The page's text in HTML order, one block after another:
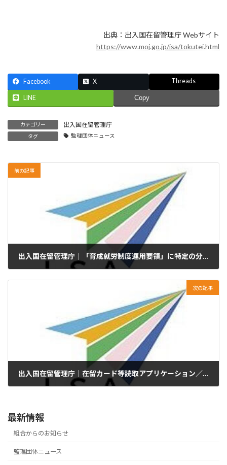
出典：出入国在留管理庁 Webサイト
https://www.moj.go.jp/isa/tokutei.html
Facebook X Threads
LINE Copy
カテゴリー 出入国在留管理庁
タグ 監理団体ニュース
前の記事
出入国在留管理庁｜「育成就労制度運用要領」に特定の分野に係る育成就労制度運用要領（工業製品製造業分野）を掲載しました
次の記事
出入国在留管理庁｜在留カード等読取アプリケーション／失効情報照会 サポートページ
最新情報
組合からのお知らせ
監理団体ニュース